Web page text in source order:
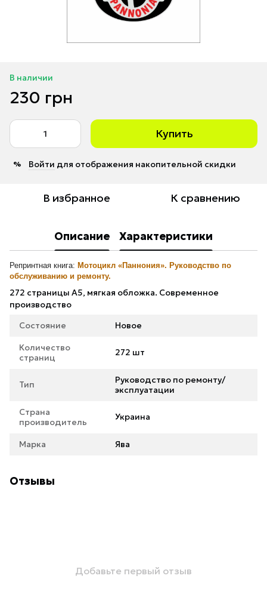
В наличии
230 грн
Купить
% Войти для отображения накопительной скидки
В избранное К сравнению
Описание Характеристики
Репринтная книга: Мотоцикл «Паннония». Руководство по
обслуживанию и ремонту.
272 страницы А5, мягкая обложка. Современное
производство
Состояние
Новое
Количество
страниц
272 шт
Тип
Руководство по ремонту/
эксплуатации
Страна
производитель
Украина
Марка Ява
Отзывы
Добавьте первый отзыв